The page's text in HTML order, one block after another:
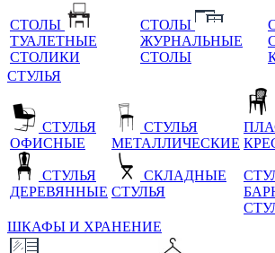
СТОЛЫ
ТУАЛЕТНЫЕ
СТОЛИКИ
СТОЛЫ
ЖУРНАЛЬНЫЕ
СТОЛЫ
СТУЛЬЯ
СТУЛЬЯ
ОФИСНЫЕ
СТУЛЬЯ
ДЕРЕВЯННЫЕ
СТУЛЬЯ
МЕТАЛЛИЧЕСКИЕ
СКЛАДНЫЕ
СТУЛЬЯ
ШКАФЫ И ХРАНЕНИЕ